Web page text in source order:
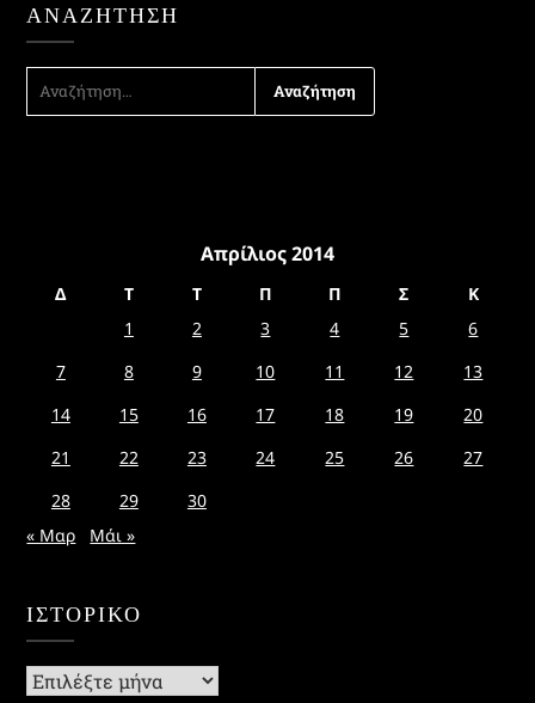
ΑΝΑΖΉΤΗΣΗ
ΑΝΑΖΉΤΗΣΗ
ΓΙΑ:
Απρίλιος 2014
Δ Τ Τ Π Π Σ
Κ
1
2 3 4 5
6
7
8 9 10 11 12
13
14
15 16 17 18 19
20
21
22 23 24 25 26
27
28
29
30
« Μαρ
Μάι »
ΙΣΤΟΡΙΚΌ
Ιστορικό